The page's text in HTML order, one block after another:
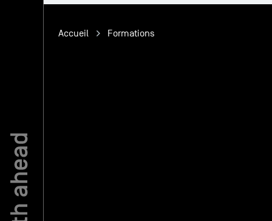
International
TSM-Research
Accueil Formations